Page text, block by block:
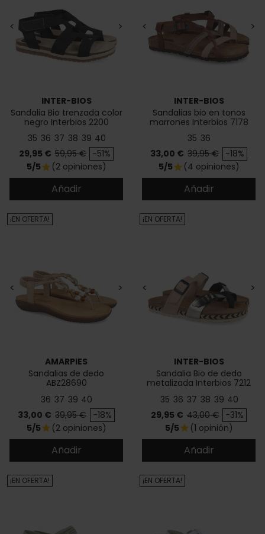
< >
INTER-BIOS
Sandalia Bio trenzada color
negro Interbios 2200
35 36 37 38 39 40
Precio
29,95 € Precio base
59,95 € -51%
5/5star (2 opiniones)
Añadir
< >
INTER-BIOS
Sandalias bio en tonos
marrones Interbios 7178
35 36
Precio
33,00 € Precio base
39,95 € -18%
5/5star (4 opiniones)
Añadir
< >
AMARPIES
Sandalias de dedo
ABZ28690
36 37 39 40
Precio
33,00 € Precio base
39,95 € -18%
¡EN OFERTA!
5/5star (2 opiniones)
Añadir
< >
INTER-BIOS
Sandalia Bio de dedo
metalizada Interbios 7212
35 36 37 38 39 40
Precio
29,95 € Precio base
43,00 € -31%
¡EN OFERTA!
5/5star (1 opinión)
Añadir
¡EN OFERTA! ¡EN OFERTA!